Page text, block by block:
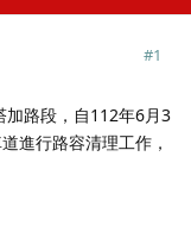
#1
加路段，自112年6月3
進行路容清理工作，